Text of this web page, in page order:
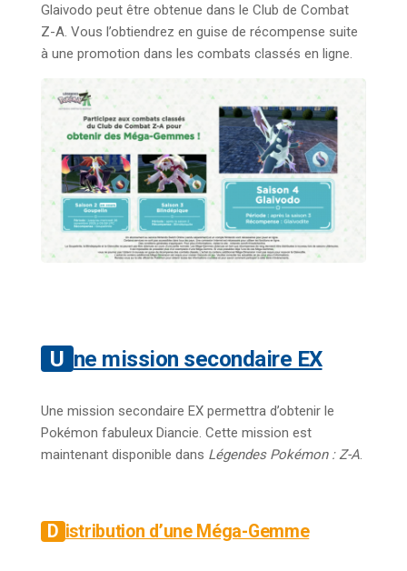
Glaivodo peut être obtenue dans le Club de Combat
Z-A. Vous l’obtiendrez en guise de récompense suite
à une promotion dans les combats classés en ligne.
Une mission secondaire EX
Une mission secondaire EX permettra d’obtenir le
Pokémon fabuleux Diancie. Cette mission est
maintenant disponible dans Légendes Pokémon : Z-A.
Distribution d’une Méga-Gemme